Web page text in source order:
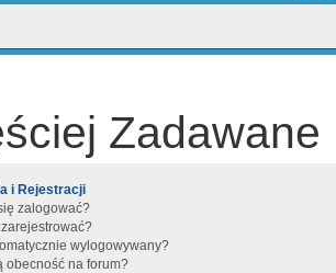
Zadawane
i Rejestracji
zalogować?
wylogowywany?
obecność na forum?